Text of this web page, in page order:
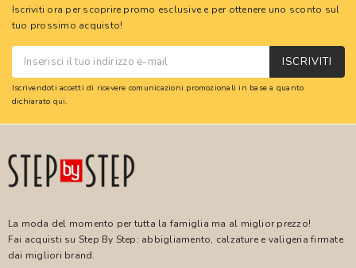
Iscriviti ora per scoprire promo esclusive e per ottenere uno sconto sul
tuo prossimo acquisto!
ISCRIVITI
Iscrivendoti accetti di ricevere comunicazioni promozionali in base a quanto
dichiarato qui.
La moda del momento per tutta la famiglia ma al miglior prezzo!
Fai acquisti su Step By Step: abbigliamento, calzature e valigeria firmate
dai migliori brand.